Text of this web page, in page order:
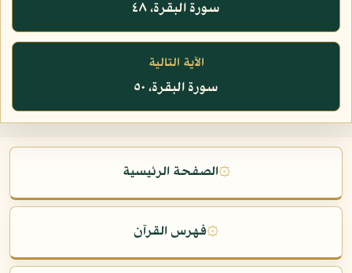
سورة البقرة، ٤٨
الآية التالية
سورة البقرة، ٥٠
۞الصفحة الرئيسية
۞فهرس القرآن